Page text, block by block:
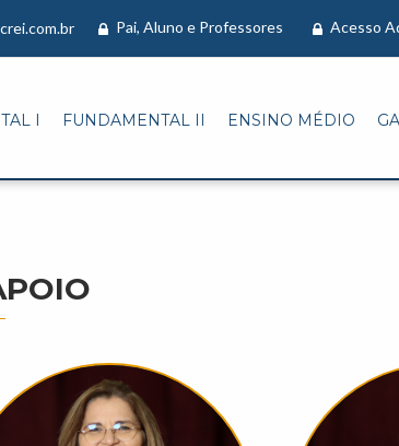
Pai, Aluno e Professores Acesso
I FUNDAMENTAL II ENSINO MÉDIO